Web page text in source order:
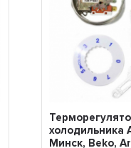
холодильника
Минск, Beko,